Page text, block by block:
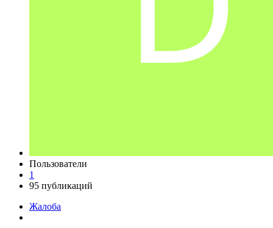
Пользователи
1
95 публикаций
Жалоба